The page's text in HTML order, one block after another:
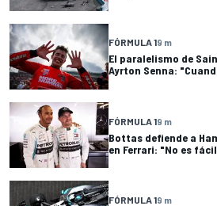
FÓRMULA 19 m
El paralelismo de
Ayrton Senna:
FÓRMULA 19 m
Bottas defiende a
en Ferrari: "No es
FÓRMULA 19 m